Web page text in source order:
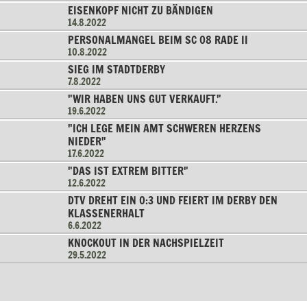
EISENKOPF NICHT ZU BÄNDIGEN
14.8.2022
PERSONALMANGEL BEIM SC 08 RADE II
10.8.2022
SIEG IM STADTDERBY
7.8.2022
"WIR HABEN UNS GUT VERKAUFT."
19.6.2022
"ICH LEGE MEIN AMT SCHWEREN HERZENS
NIEDER"
17.6.2022
"DAS IST EXTREM BITTER"
12.6.2022
DTV DREHT EIN 0:3 UND FEIERT IM DERBY DEN
KLASSENERHALT
6.6.2022
KNOCKOUT IN DER NACHSPIELZEIT
29.5.2022